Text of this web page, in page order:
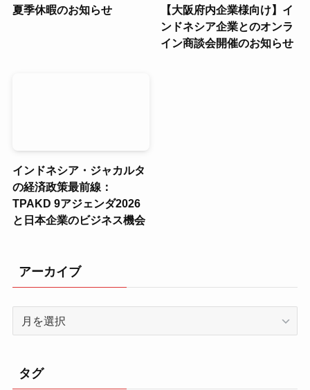
夏季休暇のお知らせ
【大阪府内企業様向け】イ
ンドネシア企業とのオンラ
イン商談会開催のお知らせ
インドネシア・ジャカルタ
の経済政策最前線：
TPAKD 9アジェンダ2026
と日本企業のビジネス機会
アーカイブ
ブ
タグ